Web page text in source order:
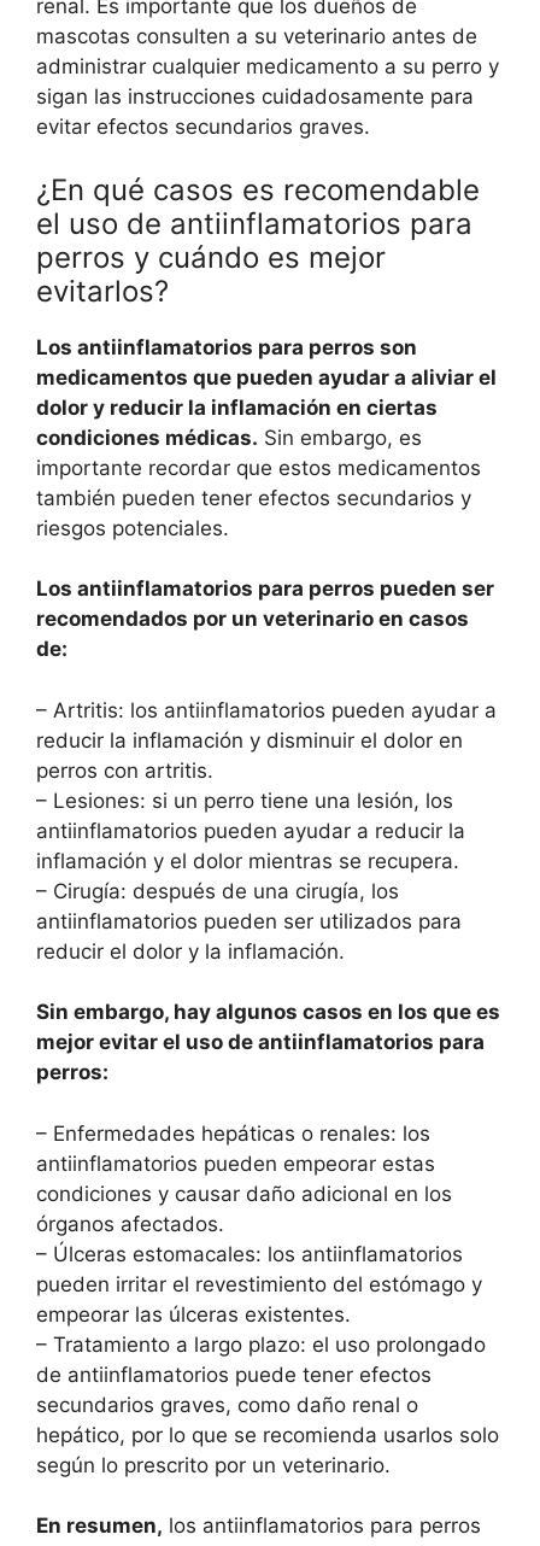
renal. Es importante que los dueños de
mascotas consulten a su veterinario antes de
administrar cualquier medicamento a su perro y
sigan las instrucciones cuidadosamente para
evitar efectos secundarios graves.
¿En qué casos es recomendable
el uso de antiinflamatorios para
perros y cuándo es mejor
evitarlos?
Los antiinflamatorios para perros son
medicamentos que pueden ayudar a aliviar el
dolor y reducir la inflamación en ciertas
condiciones médicas. Sin embargo, es
importante recordar que estos medicamentos
también pueden tener efectos secundarios y
riesgos potenciales.
Los antiinflamatorios para perros pueden ser
recomendados por un veterinario en casos
de:
– Artritis: los antiinflamatorios pueden ayudar a
reducir la inflamación y disminuir el dolor en
perros con artritis.
– Lesiones: si un perro tiene una lesión, los
antiinflamatorios pueden ayudar a reducir la
inflamación y el dolor mientras se recupera.
– Cirugía: después de una cirugía, los
antiinflamatorios pueden ser utilizados para
reducir el dolor y la inflamación.
Sin embargo, hay algunos casos en los que es
mejor evitar el uso de antiinflamatorios para
perros:
– Enfermedades hepáticas o renales: los
antiinflamatorios pueden empeorar estas
condiciones y causar daño adicional en los
órganos afectados.
– Úlceras estomacales: los antiinflamatorios
pueden irritar el revestimiento del estómago y
empeorar las úlceras existentes.
– Tratamiento a largo plazo: el uso prolongado
de antiinflamatorios puede tener efectos
secundarios graves, como daño renal o
hepático, por lo que se recomienda usarlos solo
según lo prescrito por un veterinario.
En resumen, los antiinflamatorios para perros